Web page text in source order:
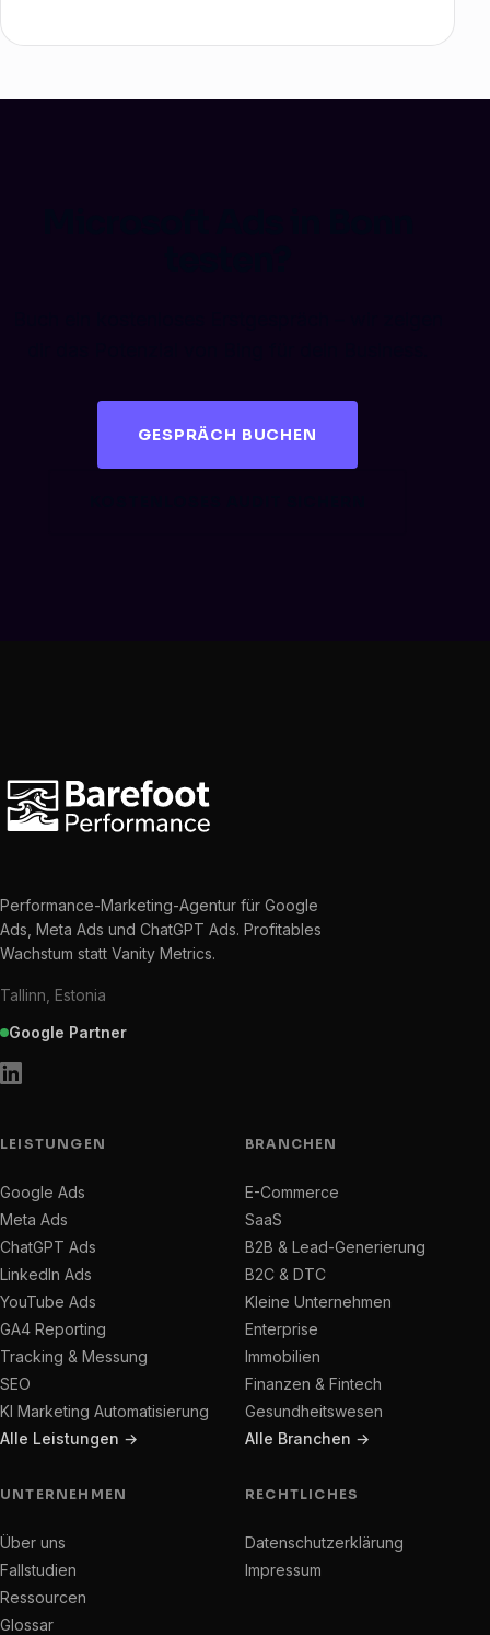
GESPRÄCH BUCHEN
Performance-Marketing-Agentur für Google
Ads, Meta Ads und ChatGPT Ads. Profitables
Wachstum statt Vanity Metrics.
Tallinn, Estonia
Google Partner
LEISTUNGEN
Google Ads
Meta Ads
ChatGPT Ads
LinkedIn Ads
YouTube Ads
GA4 Reporting
Tracking & Messung
SEO
KI Marketing Automatisierung
Alle Leistungen →
BRANCHEN
E-Commerce
SaaS
B2B & Lead-Generierung
B2C & DTC
Kleine Unternehmen
Enterprise
Immobilien
Finanzen & Fintech
Gesundheitswesen
Alle Branchen →
UNTERNEHMEN
Über uns
Fallstudien
Ressourcen
Glossar
RECHTLICHES
Datenschutzerklärung
Impressum